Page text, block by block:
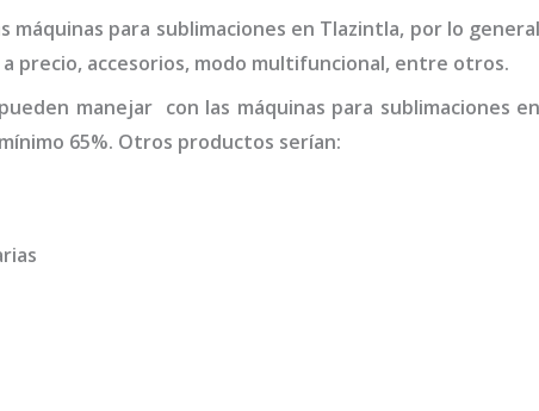
máquinas para sublimaciones en Tlazintla, por lo
precio, accesorios, modo multifuncional, entre otros.
manejar con las máquinas para sublimaciones
65%. Otros productos serían: